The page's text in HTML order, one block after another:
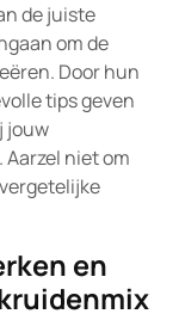
de juiste
om de
Door hun
tips geven
jouw
niet om
en